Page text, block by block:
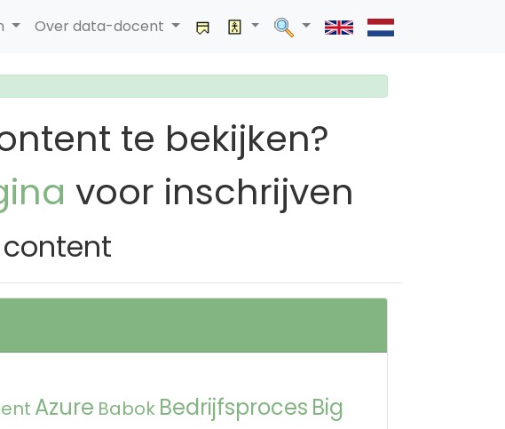
Over data-docent
te bekijken?
voor inschrijven
Azure Babok Bedrijfsproces Big